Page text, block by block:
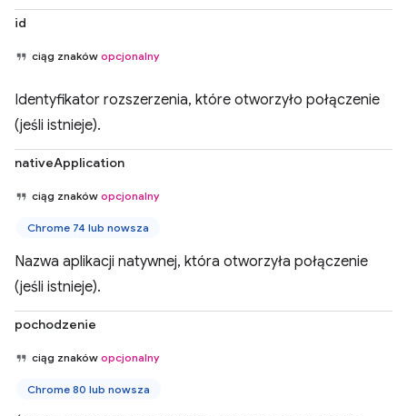
id
ciąg znaków opcjonalny
Identyfikator rozszerzenia, które otworzyło połączenie
(jeśli istnieje).
nativeApplication
ciąg znaków opcjonalny
Chrome 74 lub nowsza
Nazwa aplikacji natywnej, która otworzyła połączenie
(jeśli istnieje).
pochodzenie
ciąg znaków opcjonalny
Chrome 80 lub nowsza